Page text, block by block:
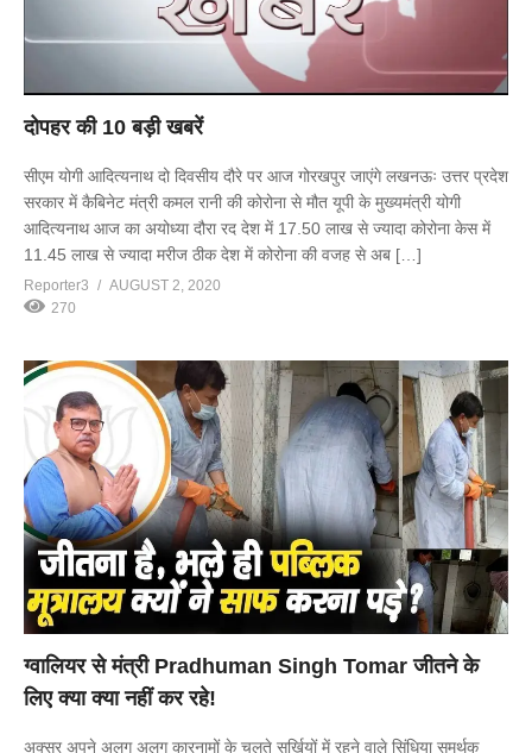
दोपहर की 10 बड़ी खबरें
सीएम योगी आदित्यनाथ दो दिवसीय दौरे पर आज गोरखपुर जाएंगे लखनऊः उत्तर प्रदेश
सरकार में कैबिनेट मंत्री कमल रानी की कोरोना से मौत यूपी के मुख्यमंत्री योगी
आदित्यनाथ आज का अयोध्या दौरा रद देश में 17.50 लाख से ज्यादा कोरोना केस में
11.45 लाख से ज्यादा मरीज ठीक देश में कोरोना की वजह से अब […]
Reporter3
AUGUST 2, 2020
270
ग्वालियर से मंत्री Pradhuman Singh Tomar जीतने के
लिए क्या क्या नहीं कर रहे!
अक्सर अपने अलग अलग कारनामों के चलते सुर्खियों में रहने वाले सिंधिया समर्थक